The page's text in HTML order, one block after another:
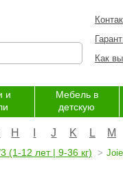
Как
и
Мебель в
детскую
H J K L M
(1-12 лет | 9-36 кг) Joie